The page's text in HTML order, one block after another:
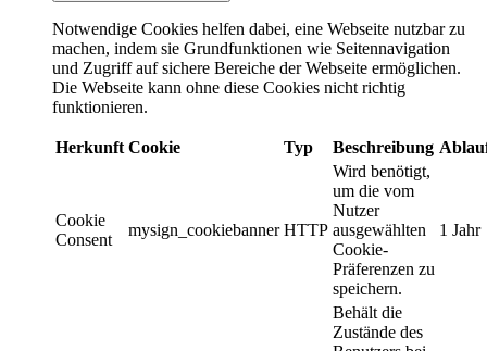
Notwendige Cookies helfen dabei, eine Webseite nutzbar zu
machen, indem sie Grundfunktionen wie Seitennavigation
und Zugriff auf sichere Bereiche der Webseite ermöglichen.
Die Webseite kann ohne diese Cookies nicht richtig
funktionieren.
Herkunft Cookie Typ Beschreibung
Cookie
Consent
mysign_cookiebanner HTTP
Wird benötigt,
um die vom
Nutzer
ausgewählten
Cookie-
Präferenzen zu
speichern.
1 Jahr
Behält die
Zustände des